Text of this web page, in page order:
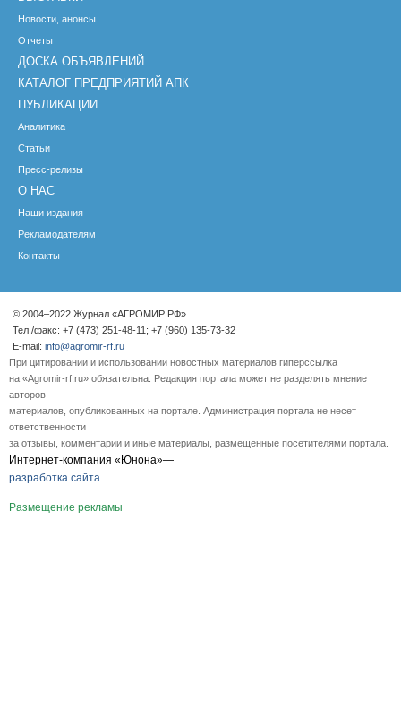
Новости, анонсы
Отчеты
ДОСКА ОБЪЯВЛЕНИЙ
КАТАЛОГ ПРЕДПРИЯТИЙ АПК
ПУБЛИКАЦИИ
Аналитика
Статьи
Пресс-релизы
О НАС
Наши издания
Рекламодателям
Контакты
© 2004–2022 Журнал «АГРОМИР РФ»
Тел./факс: +7 (473) 251-48-11; +7 (960) 135-73-32
E-mail: info@agromir-rf.ru
При цитировании и использовании новостных материалов гиперссылка
на «Agromir-rf.ru» обязательна. Редакция портала может не разделять мнение
авторов
материалов, опубликованных на портале. Администрация портала не несет
ответственности
за отзывы, комментарии и иные материалы, размещенные посетителями портала.
Интернет-компания «Юнона»—
разработка сайта
Размещение рекламы